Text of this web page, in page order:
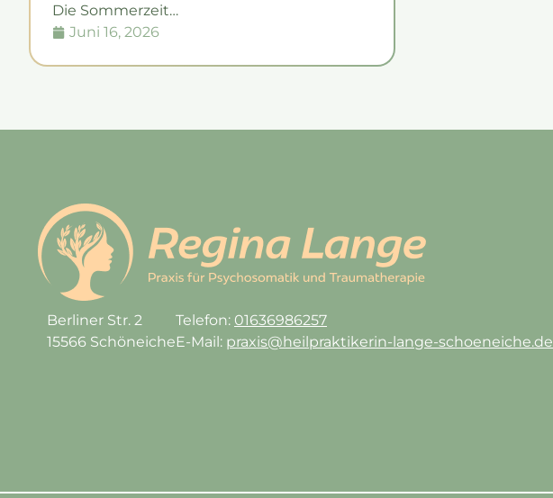
Die Sommerzeit…
Juni 16, 2026
Berliner Str. 2
15566 Schöneiche
Telefon: 01636986257
E-Mail: praxis@heilpraktikerin-lange-schoeneiche.de